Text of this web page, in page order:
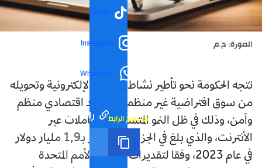
TikTok
Instagram
WhatsApp
رابط مختصر تم نسخ الرابط
الصورة: ح.م
تتجه الحكومة نحو تأطير نشاط التجارة الإلكترونية وتحويله
من سوق افتراضية غير منظمة إلى رافد اقتصادي منظم
وآمن، وذلك في ظل النمو المتسارع للمعاملات عبر
الأنترنت، والذي بلغ في الجزائر قيمة تقدر بـ1,9 مليار دولار
في عام 2023، وفقا لتقديرات منظمة الأمم المتحدة